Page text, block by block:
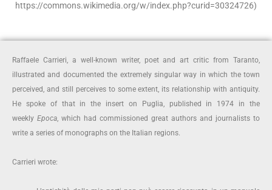
https://commons.wikimedia.org/w/index.php?curid=30324726)
Raffaele Carrieri, a well-known writer, poet and art critic from Taranto,
illustrated and documented the extremely singular way in which the town
perceived, and still perceives to some extent, its relationship with antiquity.
He spoke of that in the insert on Puglia, published in 1974 in the
weekly Epoca , which had commissioned great authors and journalists to
write a series of monographs on the Italian regions.
Carrieri wrote: